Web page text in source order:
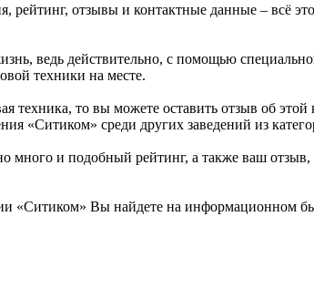
отзывы и контактные данные – всё
ведь действительно, с помощью
техники на месте.
техника, то вы можете оставить отзыв об
«Ситиком» среди других заведений из
и подобный рейтинг, а также ваш отзыв,
«Ситиком» Вы найдете на информационном